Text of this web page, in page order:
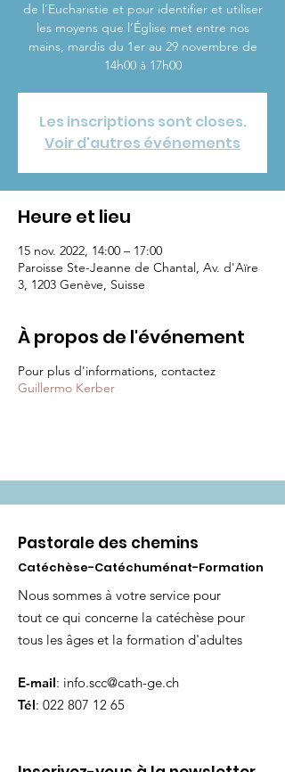
de l’Eucharistie et pour identifier et utiliser
les moyens que l’Église met entre nos
mains, mardis du 1er au 29 novembre de
14h00 à 17h00
Les inscriptions sont closes.
Voir d'autres événements
Heure et lieu
15 nov. 2022, 14:00 – 17:00
Paroisse Ste-Jeanne de Chantal, Av. d'Aïre
3, 1203 Genève, Suisse
À propos de l'événement
Pour plus d'informations, contactez
Guillermo Kerber
Pastorale des chemins
Catéchèse-Catéchuménat-Formation
Nous sommes à votre service pour
tout ce qui concerne la catéchèse pour
tous les âges et la formation d'adultes
E-mail: info.scc@cath-ge.ch
Tél: 022 807 12 65